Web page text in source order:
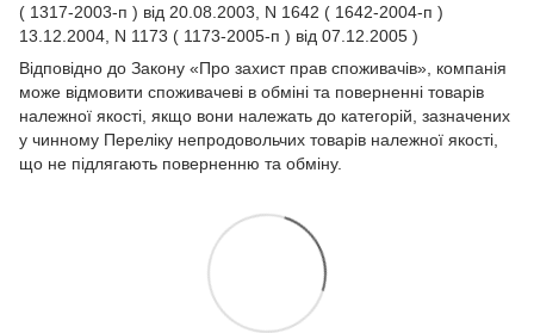
( 1317-2003-п ) від 20.08.2003, N 1642 ( 1642-2004-п )
13.12.2004, N 1173 ( 1173-2005-п ) від 07.12.2005 )
Відповідно до Закону «Про захист прав споживачів» , компанія
може відмовити споживачеві в обміні та поверненні товарів
належної якості, якщо вони належать до категорій, зазначених
у чинному Переліку непродовольчих товарів належної якості,
що не підлягають поверненню та обміну.